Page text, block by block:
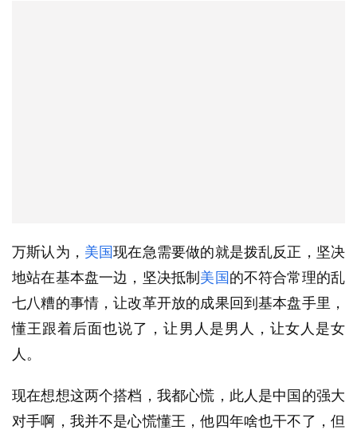
万斯认为， 美国现在急需要做的就是拨乱反正，坚决
地站在基本盘一边，坚决抵制 美国 的不符合常理的乱
七八糟的事情，让改革开放的成果回到基本盘手里，
懂王跟着后面也说了，让男人是男人，让女人是女
人。
现在想想这两个搭档，我都心慌，此人是中国的强大
对手啊，我并不是心慌懂王，他四年啥也干不了，但